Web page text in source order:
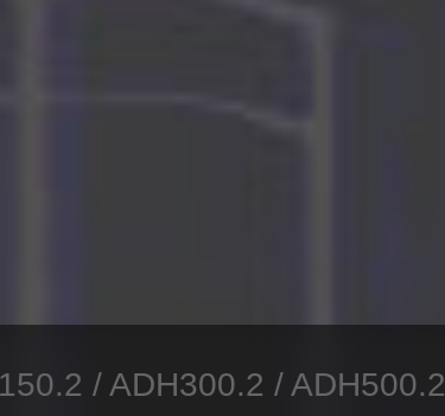
/ ADH300.2 / ADH500.2